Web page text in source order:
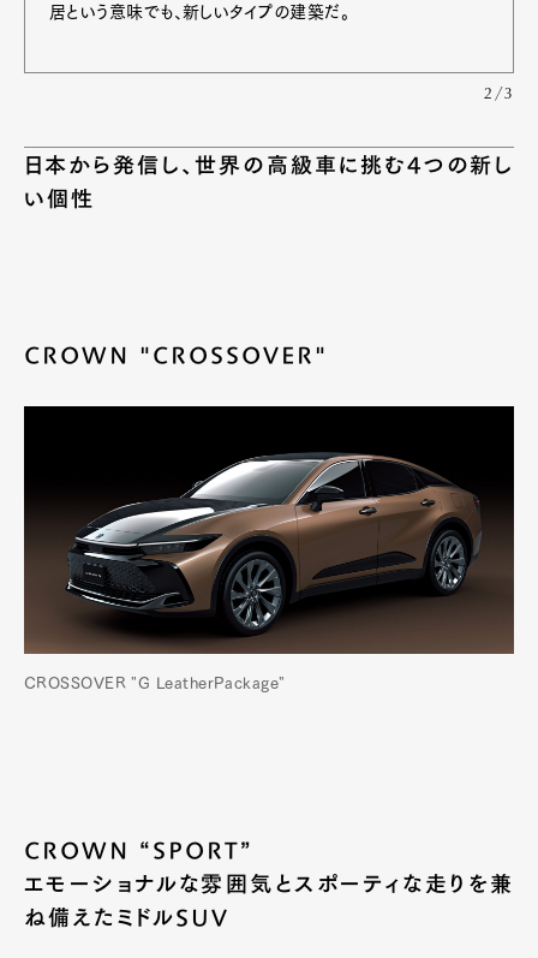
Art&DesignWatchFashion
居という意味でも、新しいタイプの建築だ。
2/3
日本から発信し、世界の高級車に挑む4つの新し
い個性
CROWN "CROSSOVER"
CROSSOVER "G LeatherPackage"
CROWN “SPORT”
エモーショナルな雰囲気とスポーティな走りを兼
ね備えたミドルSUV